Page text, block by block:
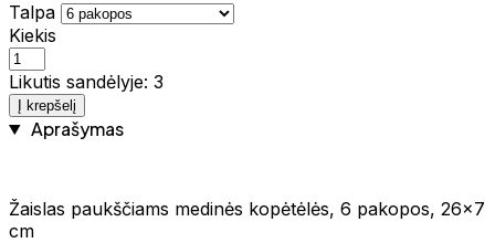
Talpa
Kiekis
Likutis sandėlyje: 3
Į krepšelį
Aprašymas
Žaislas paukščiams medinės kopėtėlės, 6 pakopos, 26x7
cm